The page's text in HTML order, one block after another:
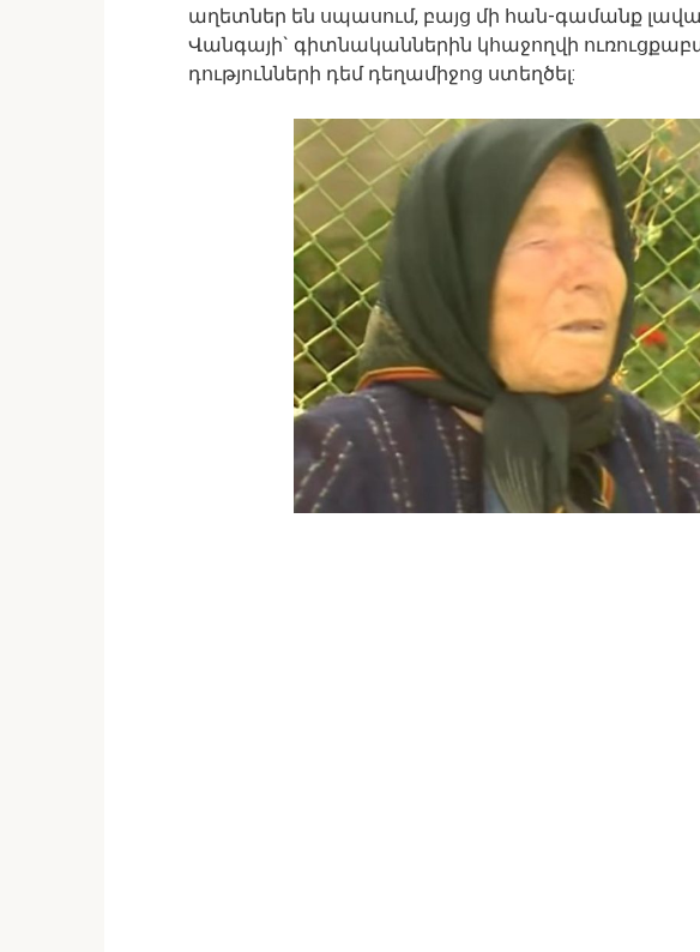
աղետներ են սպասում, բայց մի հան-գամանք
Վանգայի` գիտնականներին կհաջողվի
դությունների դեմ դեղամիջոց ստեղծել: